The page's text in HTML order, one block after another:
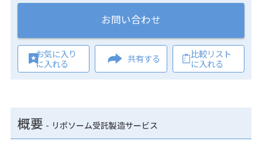
お問い合わせ
お気に入り
に入れる
共有する
比較リスト
に入れる
概要 - リポソーム受託製造サービス